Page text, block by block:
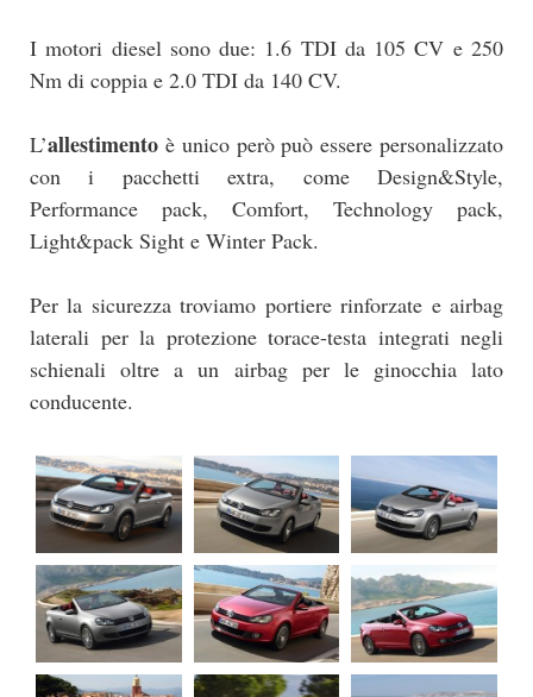
I motori diesel sono due: 1.6 TDI da 105 CV e 250
Nm di coppia e 2.0 TDI da 140 CV.
L’allestimento è unico però può essere personalizzato
con i pacchetti extra, come Design&Style,
Performance pack, Comfort, Technology pack,
Light&pack Sight e Winter Pack.
Per la sicurezza troviamo portiere rinforzate e airbag
laterali per la protezione torace-testa integrati negli
schienali oltre a un airbag per le ginocchia lato
conducente.